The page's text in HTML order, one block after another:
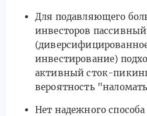
Для подавляющего
инвесторов
инвестирование)
активный сток-
вероятность
Нет надежного способа